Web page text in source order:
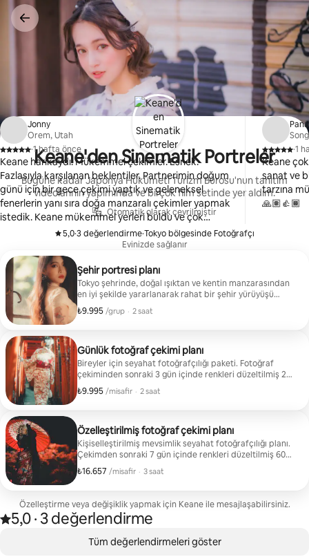
İçeriğe
atla
Keane'den Sinematik Portreler
Bugüne kadar Japonya Hükûmeti Turizm Bürosu'nun tanıtım
videolarının yapımında ve birçok film setinde yer aldım.
Otomatik olarak çevrilmiştir
5,0
,
·3 değerlendirme
, ·Tokyo bölgesinde Fotoğrafçı
Evinizde sağlanır
Şehir portresi planı
Tokyo şehrinde, doğal ışıktan ve kentin manzarasından
en iyi şekilde yararlanarak rahat bir şehir yürüyüşü
sırasında sinematik portreler çekeceğiz. Fotoğraf
çekiminden sonraki 7 gün içinde, 9'u rötuşlanmış olmak
₺9.995 /grup
Grup başına ₺9.995
, · 2 saat
Günlük fotoğraf çekimi planı
Bireyler için seyahat fotoğrafçılığı paketi. Fotoğraf
çekiminden sonraki 3 gün içinde renkleri düzeltilmiş 20
fotoğraf teslim edin, Bunlardan altısı rötuşlanacak.
Denemekten çekinmeyin.
₺9.995 /misafir
Misafir başına ₺9.995
, · 2 saat
Özelleştirilmiş fotoğraf çekimi planı
Kişiselleştirilmiş mevsimlik seyahat fotoğrafçılığı planı.
Çekimden sonraki 7 gün içinde renkleri düzeltilmiş 60
fotoğraf teslim edilir Bu fotoğraflardan dokuzu
rötuşlanacak. Kiraz çiçekleri, açelyalar ve Japon kurt
çekimleri için mekanımızı sunuyoruz. Ayrıca gece geç
saatlerde fotoğraf çekimlerini de memnuniyetle kabul
ediyoruz. Fotoğrafını çekilmesini istediğiniz belirli bir
₺16.657 /misafir
Misafir başına ₺16.657
, · 3 saat
Özelleştirme veya değişiklik yapmak için Keane ile mesajlaşabilirsiniz.
3 değerlendirmede 5 üzerinden 5,0 yıldız aldı
5,0
, · 3 değerlendirme
Jonny
Orem, Utah
,
·1 hafta önce
Keane harikaydı. Mükemmel çekimler. Esnek.
Fazlasıyla karşılanan beklentiler. Partnerimin doğum
günü için bir gece çekimi yaptık ve geleneksel
fenerlerin yanı sıra doğa manzaralı çekimler yapmak
istedik. Keane mükemmel yerleri buldu ve çok
yardımseverdi. Japonya'dan güzel bir anı arayan
herkese ısrarla tavsiye ederim.
,
·1
Keane
sanat ve
tarzına
🙏🏽👍🏾
Tüm değerlendirmeleri göster